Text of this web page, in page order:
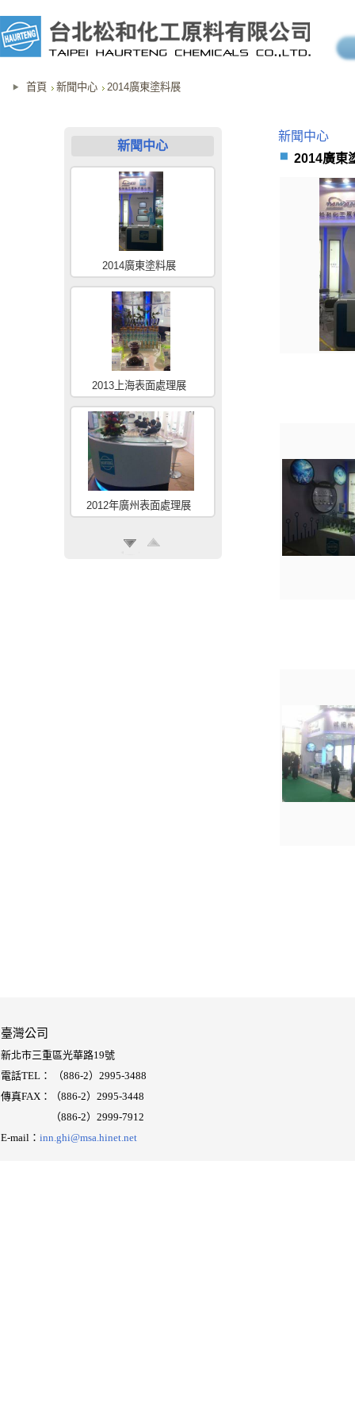
首頁 新聞中心 2014廣東塗料展
新聞中心
2014廣東塗料展
2013上海表面處理展
2012年廣州表面處理展
新聞中心
2014廣東
臺灣公司
新北市三重區光華路19號
電話TEL： （886-2）2995-3488
傳真FAX：（886-2）2995-3448
（886-2） 2999-7912
E-mail： inn.ghi@msa.hinet.net